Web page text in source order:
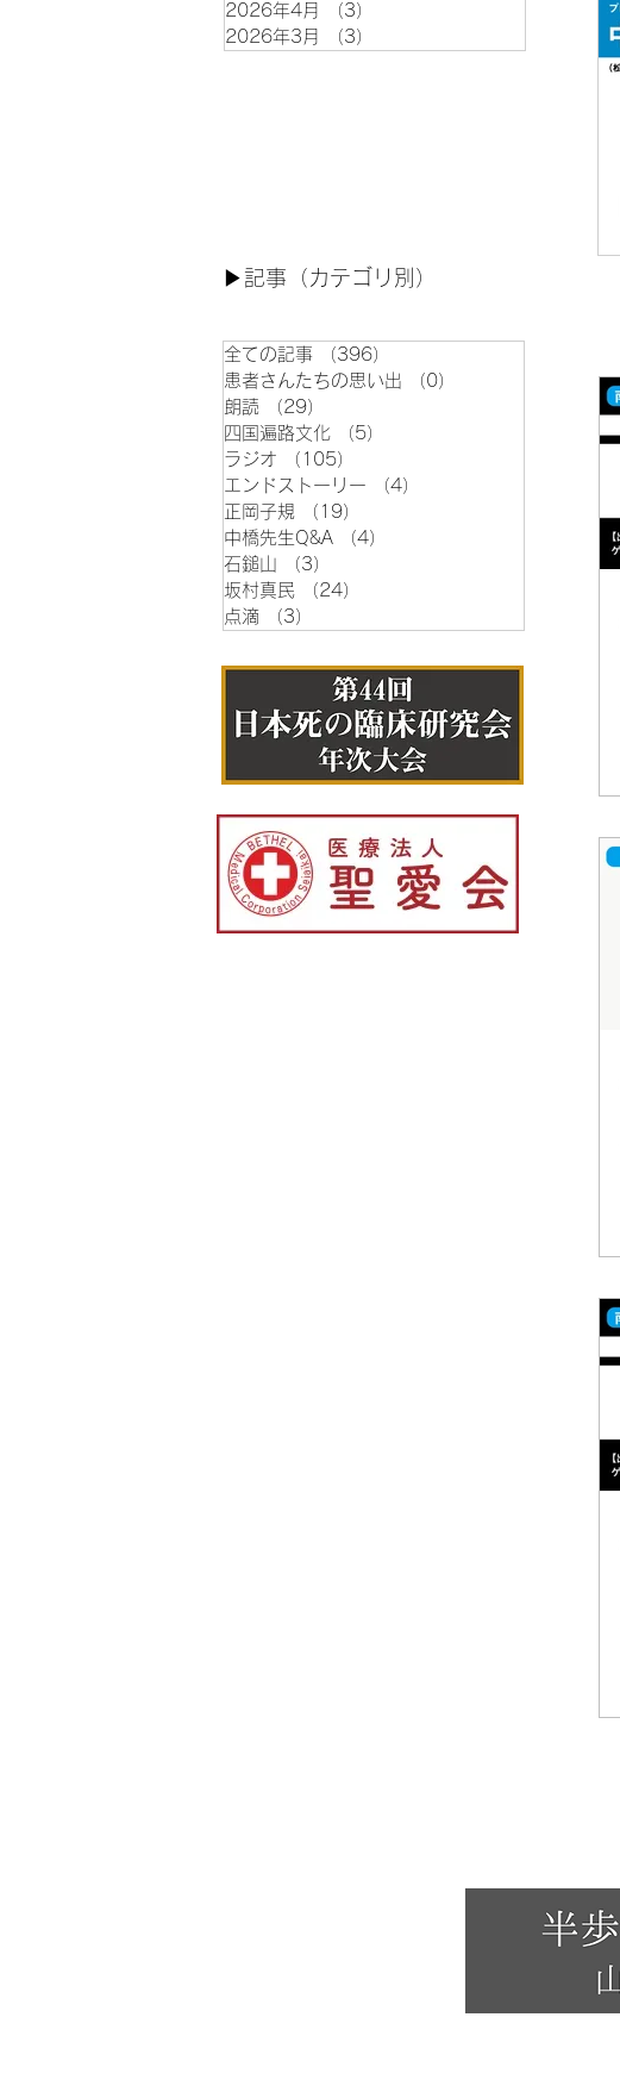
2026年4月
（3）
2026年3月
（3）
▶︎記事（カテゴリ別）
全ての記事 （396）
患者さんたちの思い出
（0）
朗読
（29）
四国遍路文化
（5）
ラジオ
（105）
エンドストーリー
（4）
正岡子規
（19）
中橋先生Q&A
（4）
石鎚山
（3）
坂村真民
（24）
点滴
（3）